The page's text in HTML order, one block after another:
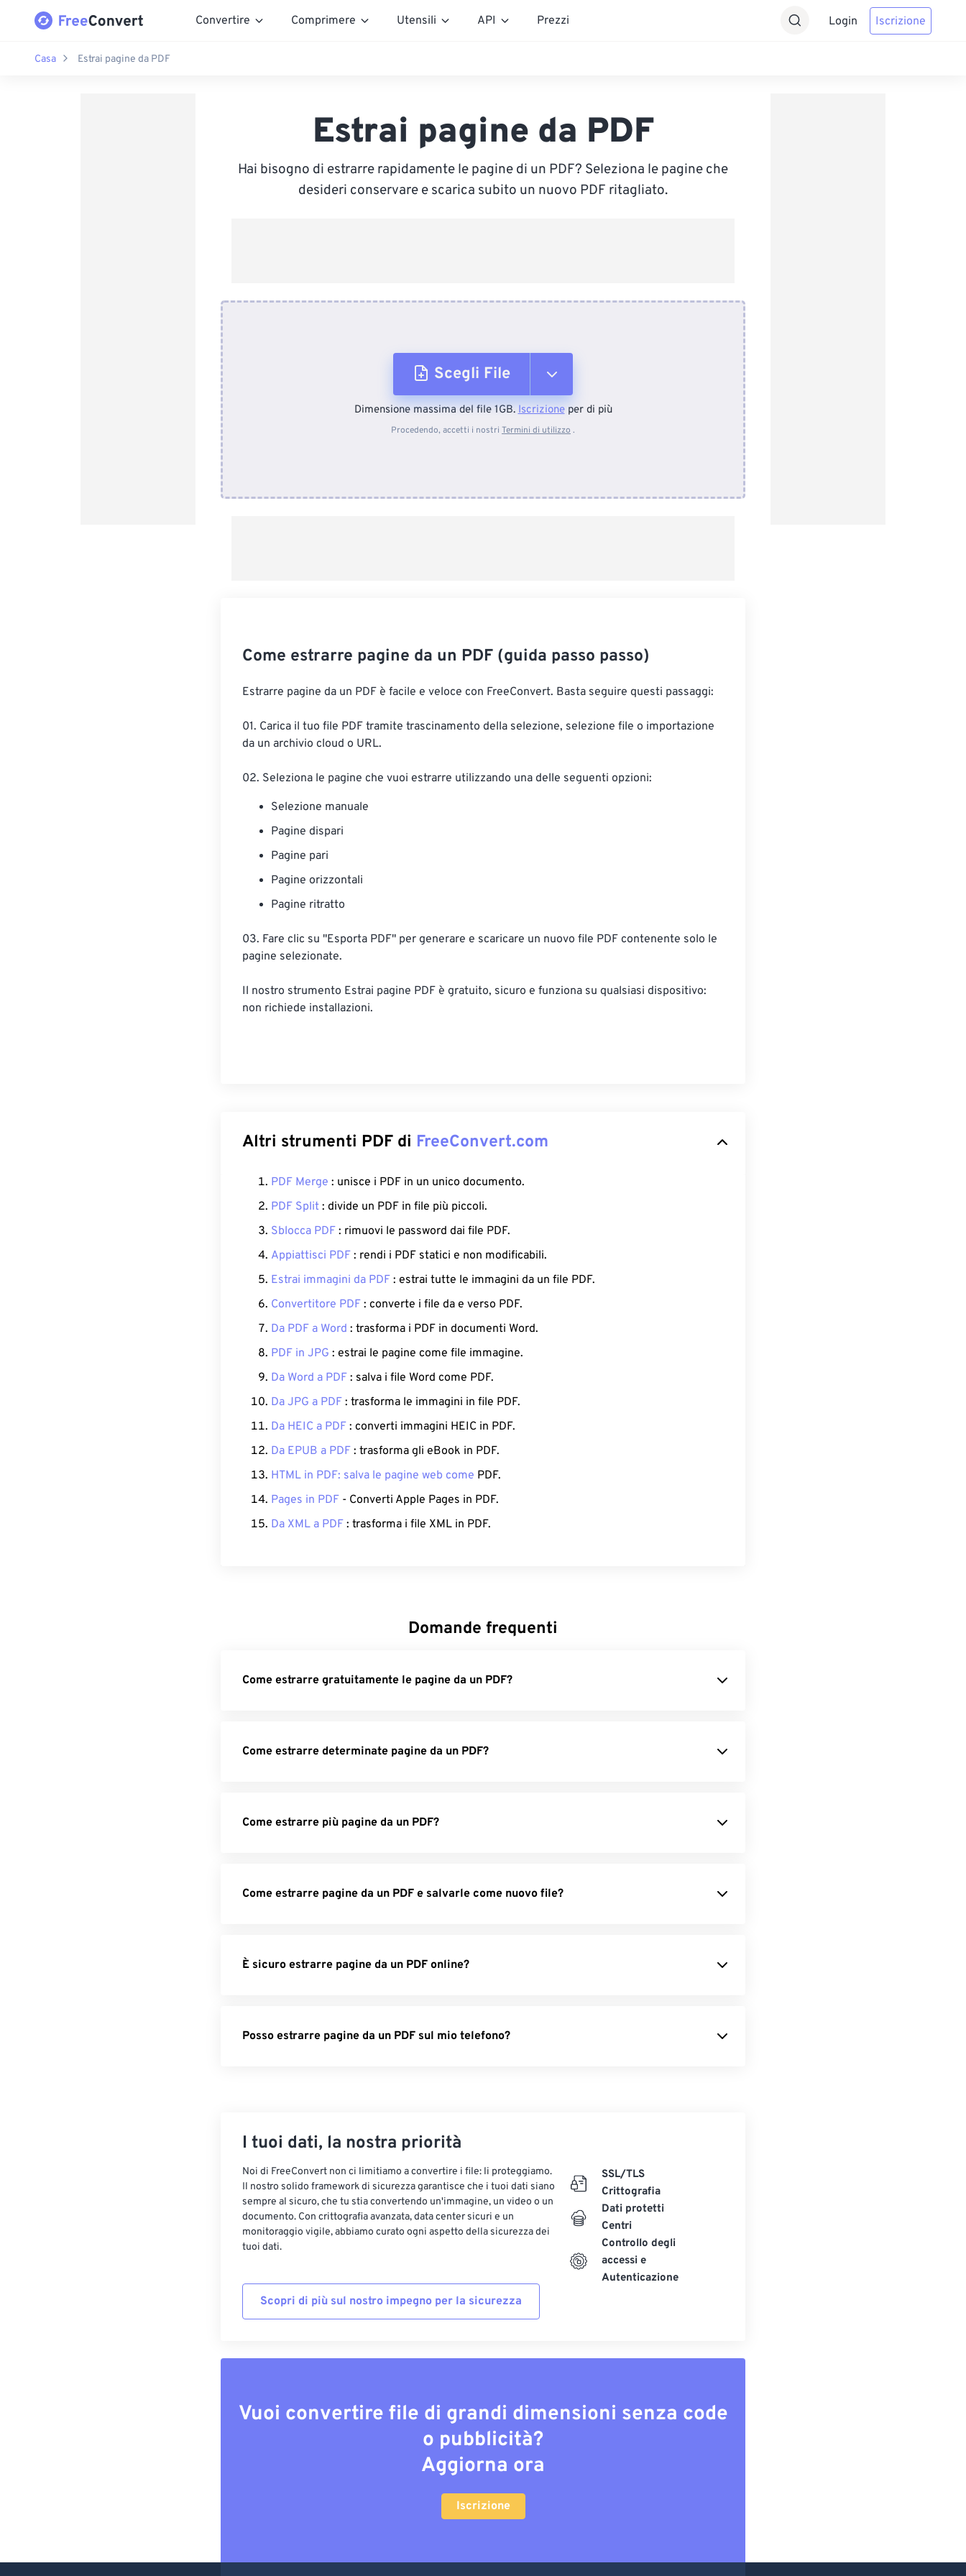
Convertire Comprimere Utensili API Prezzi Login Iscrizione
Casa Estrai pagine da PDF
Estrai pagine da PDF
Hai bisogno di estrarre rapidamente le pagine di un PDF? Seleziona le pagine che
desideri conservare e scarica subito un nuovo PDF ritagliato.
Scegli File
Dal dispositivo
Dimensione massima del file 1GB.Iscrizioneper di più
Procedendo, accetti i nostri Termini di utilizzo .
Come estrarre pagine da un PDF (guida passo passo)
Estrarre pagine da un PDF è facile e veloce con FreeConvert. Basta seguire questi passaggi:
01. Carica il tuo file PDF tramite trascinamento della selezione, selezione file o importazione
da un archivio cloud o URL.
02. Seleziona le pagine che vuoi estrarre utilizzando una delle seguenti opzioni:
Selezione manuale
Pagine dispari
Pagine pari
Pagine orizzontali
Pagine ritratto
03. Fare clic su "Esporta PDF" per generare e scaricare un nuovo file PDF contenente solo le
pagine selezionate.
Il nostro strumento Estrai pagine PDF è gratuito, sicuro e funziona su qualsiasi dispositivo:
non richiede installazioni.
Altri strumenti PDF di FreeConvert.com
PDF Merge : unisce i PDF in un unico documento.
PDF Split : divide un PDF in file più piccoli.
Sblocca PDF : rimuovi le password dai file PDF.
Appiattisci PDF : rendi i PDF statici e non modificabili.
Estrai immagini da PDF : estrai tutte le immagini da un file PDF.
Convertitore PDF : converte i file da e verso PDF.
Da PDF a Word : trasforma i PDF in documenti Word.
PDF in JPG : estrai le pagine come file immagine.
Da Word a PDF : salva i file Word come PDF.
Da JPG a PDF : trasforma le immagini in file PDF.
Da HEIC a PDF : converti immagini HEIC in PDF.
Da EPUB a PDF : trasforma gli eBook in PDF.
HTML in PDF: salva le pagine web come PDF.
Pages in PDF - Converti Apple Pages in PDF.
Da XML a PDF : trasforma i file XML in PDF.
Domande frequenti
Come estrarre gratuitamente le pagine da un PDF?
Come estrarre determinate pagine da un PDF?
Come estrarre più pagine da un PDF?
Come estrarre pagine da un PDF e salvarle come nuovo file?
È sicuro estrarre pagine da un PDF online?
Posso estrarre pagine da un PDF sul mio telefono?
I tuoi dati, la nostra priorità
Noi di FreeConvert non ci limitiamo a convertire i file: li proteggiamo.
Il nostro solido framework di sicurezza garantisce che i tuoi dati siano
sempre al sicuro, che tu stia convertendo un'immagine, un video o un
documento. Con crittografia avanzata, data center sicuri e un
monitoraggio vigile, abbiamo curato ogni aspetto della sicurezza dei
tuoi dati.
Scopri di più sul nostro impegno per la sicurezza
SSL/TLS
Crittografia
Dati protetti
Centri
Controllo degli
accessi e
Autenticazione
Vuoi convertire file di grandi dimensioni senza code
o pubblicità?
Aggiorna ora
Iscrizione